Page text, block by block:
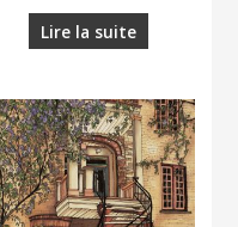
Lire la suite